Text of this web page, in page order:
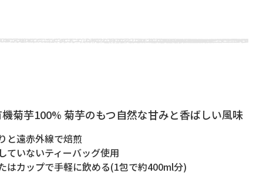
菊芋100% 菊芋のもつ自然な甘みと香ばしい風味
と遠赤外線で焙煎
ていないティーバッグ使用
はカップで手軽に飲める(1包で約400ml分)